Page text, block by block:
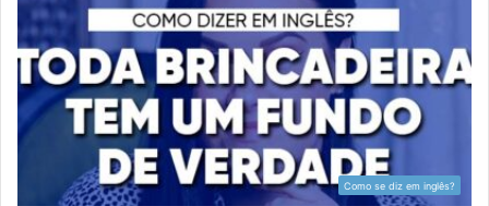
Como se diz em inglês?